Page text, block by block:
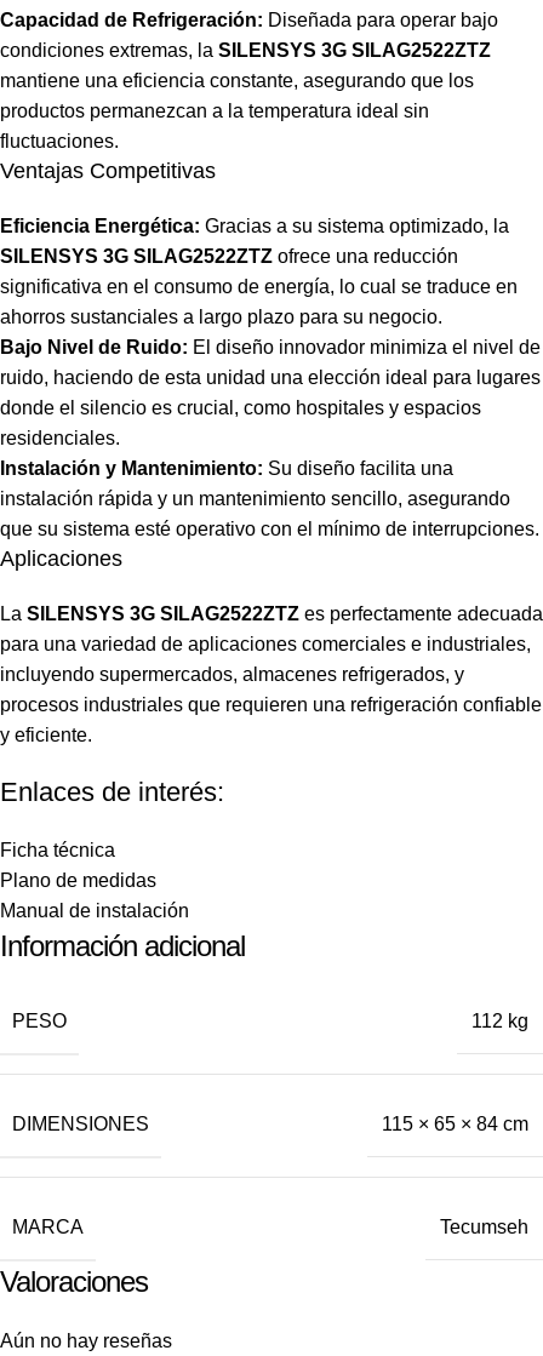
Capacidad de Refrigeración: Diseñada para operar bajo
condiciones extremas, la SILENSYS 3G SILAG2522ZTZ
mantiene una eficiencia constante, asegurando que los
productos permanezcan a la temperatura ideal sin
fluctuaciones.
Ventajas Competitivas
Eficiencia Energética: Gracias a su sistema optimizado, la
SILENSYS 3G SILAG2522ZTZ ofrece una reducción
significativa en el consumo de energía, lo cual se traduce en
ahorros sustanciales a largo plazo para su negocio.
Bajo Nivel de Ruido: El diseño innovador minimiza el nivel de
ruido, haciendo de esta unidad una elección ideal para lugares
donde el silencio es crucial, como hospitales y espacios
residenciales.
Instalación y Mantenimiento: Su diseño facilita una
instalación rápida y un mantenimiento sencillo, asegurando
que su sistema esté operativo con el mínimo de interrupciones.
Aplicaciones
La SILENSYS 3G SILAG2522ZTZ es perfectamente adecuada
para una variedad de aplicaciones comerciales e industriales,
incluyendo supermercados, almacenes refrigerados, y
procesos industriales que requieren una refrigeración confiable
y eficiente.
Enlaces de interés:
Ficha técnica
Plano de medidas
Manual de instalación
Información adicional
PESO 112 kg
DIMENSIONES 115 × 65 × 84 cm
MARCA Tecumseh
Valoraciones
Aún no hay reseñas